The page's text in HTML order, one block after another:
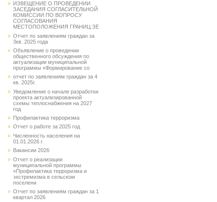
ИЗВЕЩЕНИЕ О ПРОВЕДЕНИИ
ЗАСЕДАНИЯ СОГЛАСИТЕЛЬНОЙ
КОМИССИИ ПО ВОПРОСУ
СОГЛАСОВАНИЯ
МЕСТОПОЛОЖЕНИЯ ГРАНИЦ ЗЕ
Отчет по заявлениям граждан за
3кв. 2025 года
Объявление о проведении
общественного обсуждения по
актуализации муниципальной
программы «Формирование со
отчет по заявлениям граждан за 4
кв. 2025г.
Уведомление о начале разработки
проекта актуализированной
схемы теплоснабжения на 2027
год
Профилактика терроризма
Отчет о работе за 2025 год
Численность населения на
01.01.2026 г.
Вакансии 2026
Отчет о реализации
муниципальной программы
«Профилактика терроризма и
экстремизма в сельском
поселени
Отчет по заявлениям граждан за 1
квартал 2026